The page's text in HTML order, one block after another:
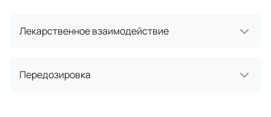
Лекарственное взаимодействие
Передозировка